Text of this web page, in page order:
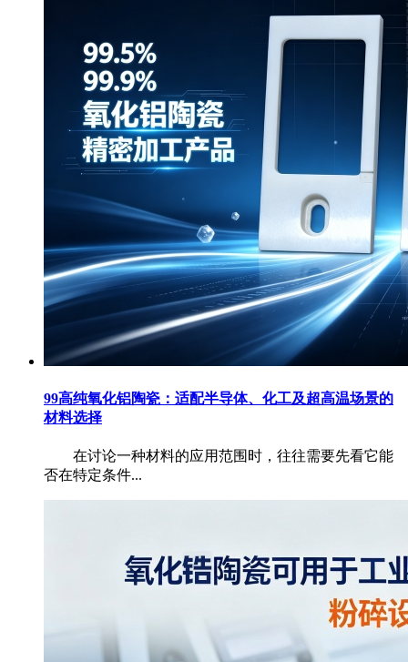
99高纯氧化铝陶瓷：适配半导体、化工及超高温场景的
材料选择
在讨论一种材料的应用范围时，往往需要先看它能
否在特定条件...